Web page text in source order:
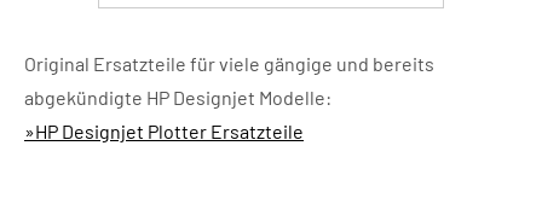
Original Ersatzteile für viele gängige und bereits
abgekündigte HP Designjet Modelle:
»HP Designjet Plotter Ersatzteile